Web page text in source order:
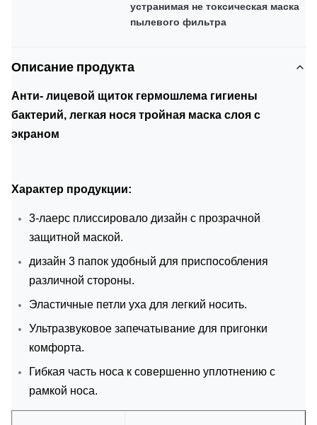
устранимая не токсическая маска
пылевого фильтра
Описание продукта
Анти- лицевой щиток гермошлема гигиены
бактерий, легкая нося тройная маска слоя с
экраном
Характер продукции:
3-лаерс плиссировало дизайн с прозрачной
защитной маской.
дизайн 3 папок удобный для приспособления
различной стороны.
Эластичные петли уха для легкий носить.
Ультразвуковое запечатывание для пригонки
комфорта.
Гибкая часть носа к совершенно уплотнению с
рамкой носа.